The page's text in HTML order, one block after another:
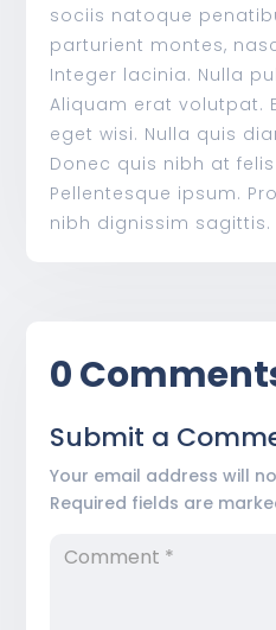
sociis natoque
parturient montes,
Integer lacinia. Nulla
Aliquam erat volutpat.
eget wisi. Nulla quis
Donec quis nibh at
Pellentesque ipsum.
nibh dignissim sagittis.
0
Submit a
Your email address will
Required fields are